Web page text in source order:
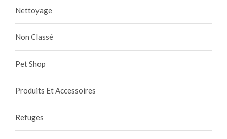
Nettoyage
Non Classé
Pet Shop
Produits Et Accessoires
Refuges